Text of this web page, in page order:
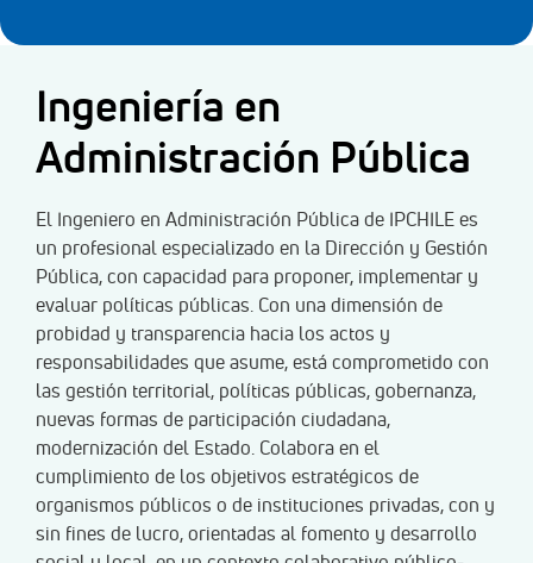
Ingeniería en
Administración Pública
El Ingeniero en Administración Pública de IPCHILE es
un profesional especializado en la Dirección y Gestión
Pública, con capacidad para proponer, implementar y
evaluar políticas públicas. Con una dimensión de
probidad y transparencia hacia los actos y
responsabilidades que asume, está comprometido con
las gestión territorial, políticas públicas, gobernanza,
nuevas formas de participación ciudadana,
modernización del Estado. Colabora en el
cumplimiento de los objetivos estratégicos de
organismos públicos o de instituciones privadas, con y
sin fines de lucro, orientadas al fomento y desarrollo